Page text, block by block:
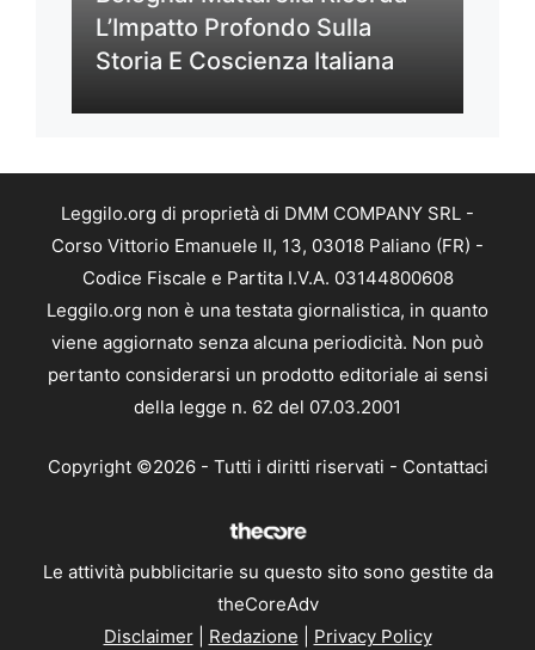
L’Impatto Profondo Sulla
Storia E Coscienza Italiana
Leggilo.org di proprietà di DMM COMPANY SRL -
Corso Vittorio Emanuele II, 13, 03018 Paliano (FR) -
Codice Fiscale e Partita I.V.A. 03144800608
Leggilo.org non è una testata giornalistica, in quanto
viene aggiornato senza alcuna periodicità. Non può
pertanto considerarsi un prodotto editoriale ai sensi
della legge n. 62 del 07.03.2001
Copyright ©2026 - Tutti i diritti riservati - Contattaci
Le attività pubblicitarie su questo sito sono gestite da
theCoreAdv
Disclaimer| Redazione Privacy Policy